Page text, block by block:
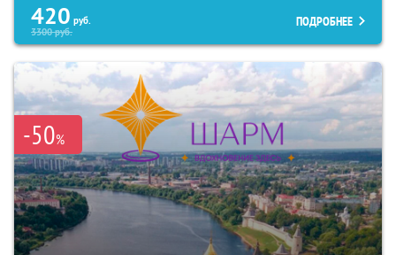
420 руб.
3300руб.
ПОДРОБНЕЕ
-50%